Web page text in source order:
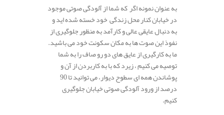
به عنوان نمونه اگر که شما از آلودگی صوتی موجود
در خیابان کنار محل زندگی خود خسته شده اید و
به دنبال عایقی عالی و کارآمد به منظور جلوگیری از
نفوذ این صوت ها به مکان سکونت خود می باشید.
ما به کارگیری از عایق های دو رو صاف را به شما
توصیه می کنیم ، زیرد که با به کاربردن از آن و
پوشاندن همه ای سطوح دیوار، می توانید تا 90
درصد از ورود آلودگی صوتی خیابان جلوگیری
کنیم.